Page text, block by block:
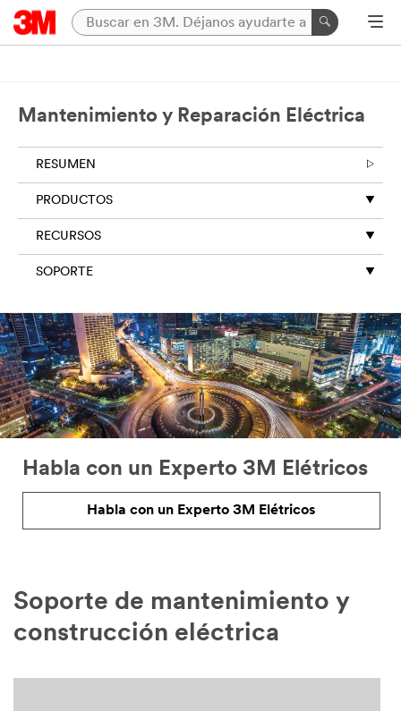
Mantenimiento y Reparación Eléctrica
RESUMEN
PRODUCTOS
RECURSOS
SOPORTE
Habla con un Experto 3M Elétricos
Habla con un Experto 3M Elétricos
Soporte de mantenimiento y
construcción eléctrica